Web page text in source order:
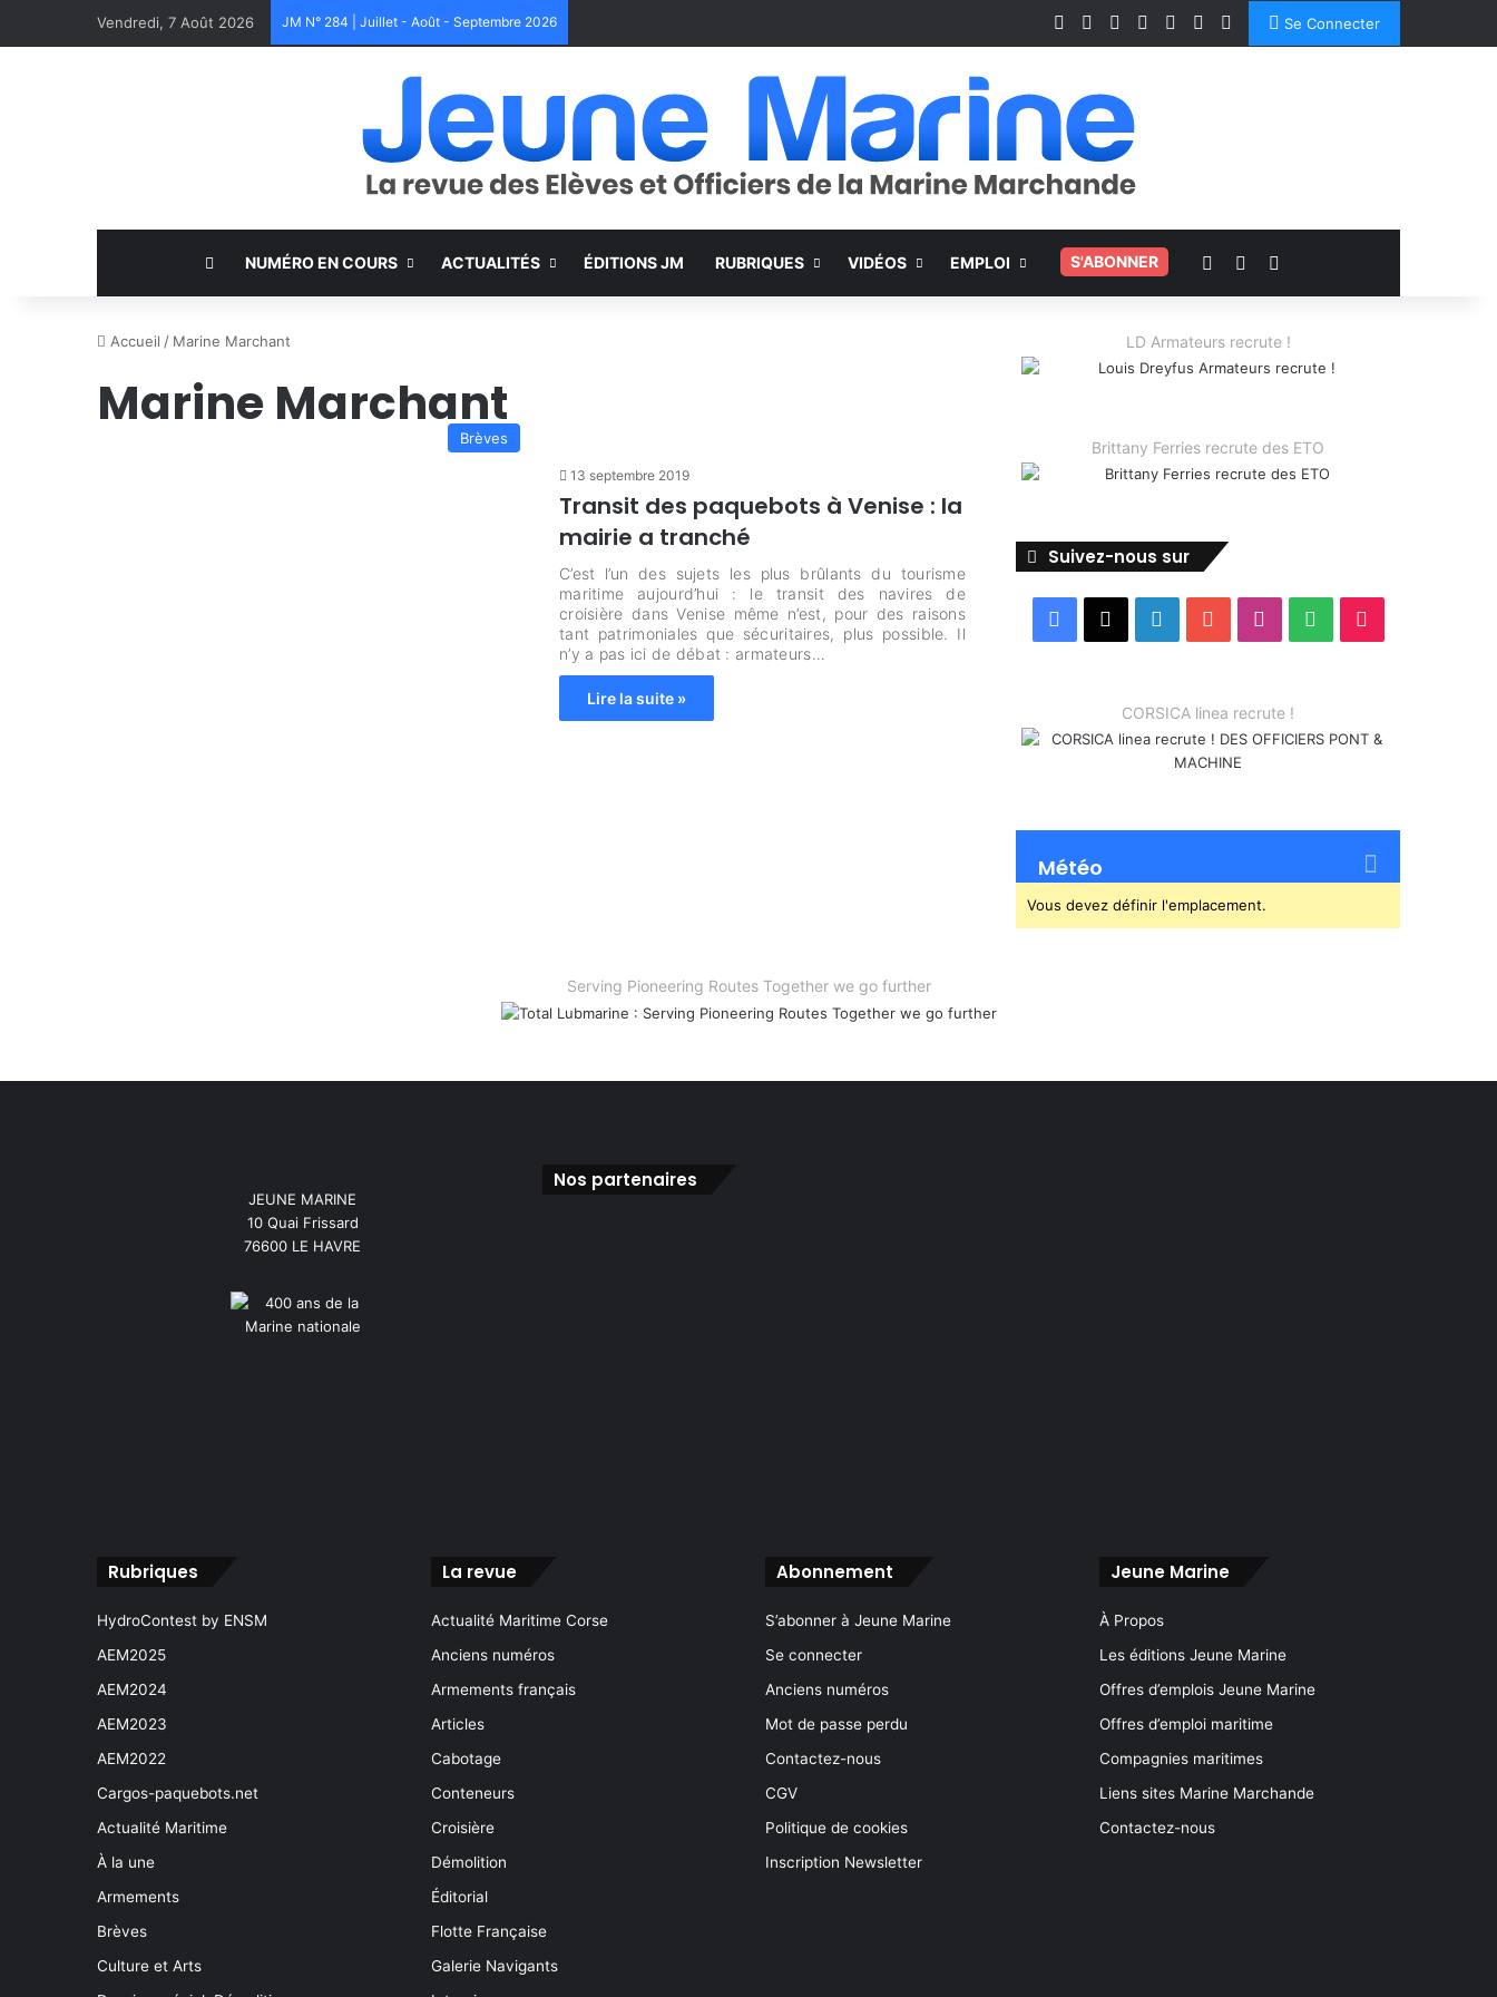
Vendredi, 7 Août 2026 JM N° 284 | Juillet - Août - Septembre 2026 FacebookLinkedinYouTubeInstagram
SpotifyTikTokSe Connecter
NUMÉRO EN COURS ACTUALITÉS ÉDITIONS JM RUBRIQUES VIDÉOS EMPLOI S'ABONNER Voir votre panier
Switch skin
Accueil / Marine Marchant
Marine Marchant
Brèves
13 septembre 2019
Transit des paquebots à Venise : la
mairie a tranché
C’est l’un des sujets les plus brûlants du tourisme
maritime aujourd’hui : le transit des navires de
croisière dans Venise même n’est, pour des raisons
tant patrimoniales que sécuritaires, plus possible. Il
n’y a pas ici de débat : armateurs…
Lire la suite »
LD Armateurs recrute !
Brittany Ferries recrute des ETO
Suivez-nous sur
Facebook LinkedinYouTubeInstagram
Spotify
CORSICA linea recrute !
Météo
Vous devez définir l'emplacement.
Serving Pioneering Routes Together we go further
JEUNE MARINE
10 Quai Frissard
76600 LE HAVRE
Nos partenaires
Rubriques
HydroContest by ENSM
AEM2025
AEM2024
AEM2023
AEM2022
Cargos-paquebots.net
Actualité Maritime
À la une
Armements
Brèves
Culture et Arts
La revue
Actualité Maritime Corse
Anciens numéros
Armements français
Articles
Cabotage
Conteneurs
Croisière
Démolition
Éditorial
Flotte Française
Galerie Navigants
Abonnement
S’abonner à Jeune Marine
Se connecter
Anciens numéros
Mot de passe perdu
Contactez-nous
CGV
Politique de cookies
Inscription Newsletter
Jeune Marine
À Propos
Les éditions Jeune Marine
Offres d’emplois Jeune Marine
Offres d’emploi maritime
Compagnies maritimes
Liens sites Marine Marchande
Contactez-nous